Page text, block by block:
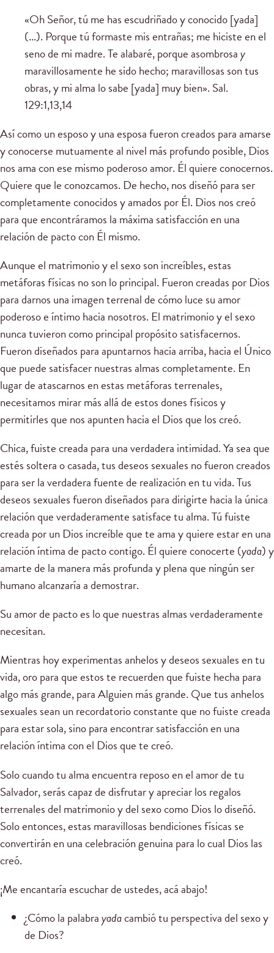
«Oh Señor, tú me has escudriñado y conocido [yada]
(...). Porque tú formaste mis entrañas; me hiciste en el
seno de mi madre. Te alabaré, porque asombrosay
maravillosamente he sido hecho; maravillosas son tus
obras, y mi alma lo sabe [yada] muy bien». Sal.
129:1,13,14
Así como un esposo y una esposa fueron creados para amarse
y conocerse mutuamente al nivel más profundo posible, Dios
nos ama con ese mismo poderoso amor. Él quiere conocernos.
Quiere que le conozcamos. De hecho, nos diseñó para ser
completamente conocidos y amados por Él. Dios nos creó
para que encontráramos la máxima satisfacción en una
relación de pacto con Él mismo.
Aunque el matrimonio y el sexo son increíbles, estas
metáforas físicas no son lo principal. Fueron creadas por Dios
para darnos una imagen terrenal de cómo luce su amor
poderoso e íntimo hacia nosotros. El matrimonio y el sexo
nunca tuvieron como principal propósito satisfacernos.
Fueron diseñados para apuntarnos hacia arriba, hacia el Único
que puede satisfacer nuestras almas completamente. En
lugar de atascarnos en estas metáforas terrenales,
necesitamos mirar más allá de estos dones físicos y
permitirles que nos apunten hacia el Dios que los creó.
Chica, fuiste creada para una verdadera intimidad. Ya sea que
estés soltera o casada, tus deseos sexuales no fueron creados
para ser la verdadera fuente de realización en tu vida. Tus
deseos sexuales fueron diseñados para dirigirte hacia la única
relación que verdaderamente satisface tu alma. Tú fuiste
creada por un Dios increíble que te ama y quiere estar en una
relación íntima de pacto contigo. Él quiere conocerte (yada) y
amarte de la manera más profunda y plena que ningún ser
humano alcanzaría a demostrar.
Su amor de pacto es lo que nuestras almas verdaderamente
necesitan.
Mientras hoy experimentas anhelos y deseos sexuales en tu
vida, oro para que estos te recuerden que fuiste hecha para
algo más grande, para Alguien más grande. Que tus anhelos
sexuales sean un recordatorio constante que no fuiste creada
para estar sola, sino para encontrar satisfacción en una
relación íntima con el Dios que te creó.
Solo cuando tu alma encuentra reposo en el amor de tu
Salvador, serás capaz de disfrutar y apreciar los regalos
terrenales del matrimonio y del sexo como Dios lo diseñó.
Solo entonces, estas maravillosas bendiciones físicas se
convertirán en una celebración genuina para lo cual Dios las
creó.
¡Me encantaría escuchar de ustedes, acá abajo!
¿Cómo la palabrayadacambió tu perspectiva del sexo y
de Dios?